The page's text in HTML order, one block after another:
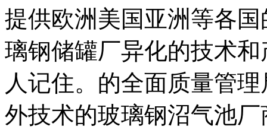
提供欧洲美国亚洲等各
璃钢储罐厂异化的技术
人记住。的全面质量管
外技术的玻璃钢沼气池